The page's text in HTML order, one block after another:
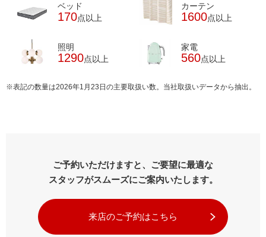
ベッド
170点以上
カーテン
1600点以上
照明
1290点以上
家電
560点以上
※表記の数量は2026年1月23日の主要取扱い数。当社取扱いデータから抽出。
ご予約いただけますと、ご要望に最適な
スタッフがスムーズにご案内いたします。
来店のご予約はこちら